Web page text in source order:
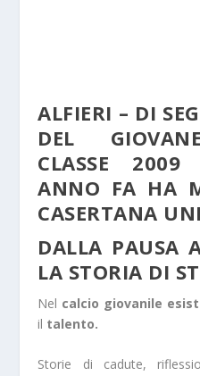
ALFIERI – DI
DEL
CLASSE 2009
ANNO FA HA
CASERTANA
DALLA PAUSA
LA STORIA DI
Nel calcio giovanile
il talento.
Storie di cadute,